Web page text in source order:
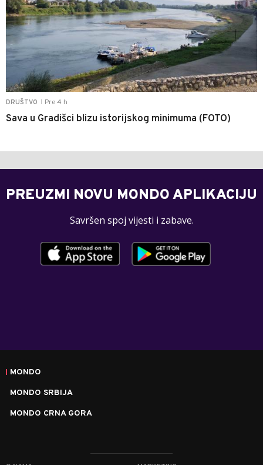
DRUŠTVO Pre 4 h
Sava u Gradišci blizu istorijskog minimuma (FOTO)
PREUZMI NOVU MONDO APLIKACIJU
Savršen spoj vijesti i zabave.
MONDO
MONDO SRBIJA
MONDO CRNA GORA